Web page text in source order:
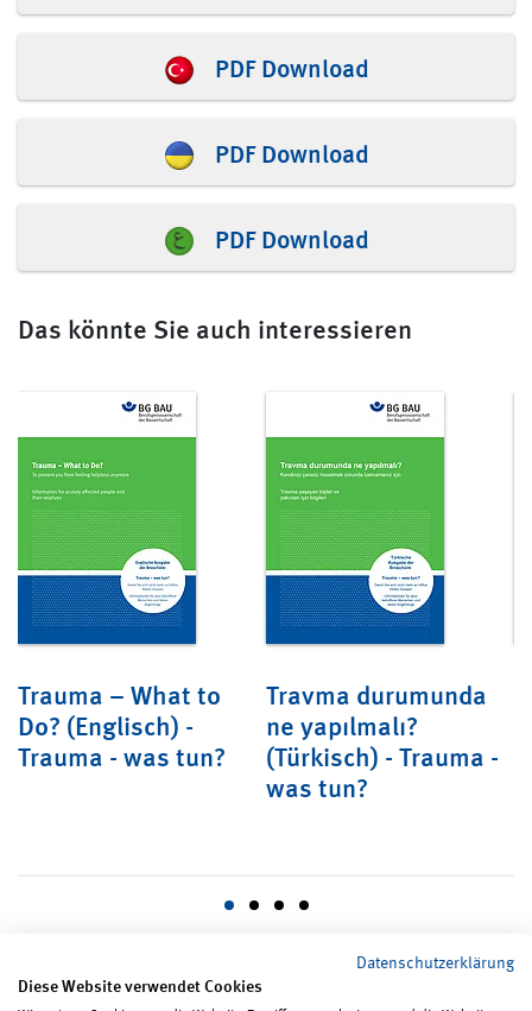
PDF Download
PDF Download
PDF Download
Das könnte Sie auch interessieren
Trauma – What to
Do? (Englisch) -
Trauma - was tun?
Travma durumunda
ne yapılmalı?
(Türkisch) - Trauma -
was tun?
Datenschutzerklärung
Diese Website verwendet Cookies